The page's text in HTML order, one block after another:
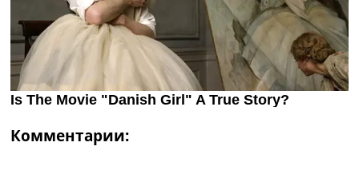
Комментарии: